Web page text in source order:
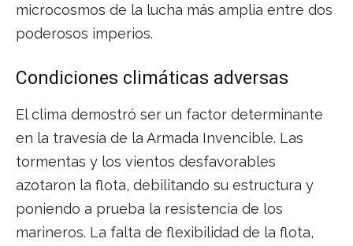
microcosmos de la lucha más amplia entre dos
poderosos imperios.
Condiciones climáticas adversas
El clima demostró ser un factor determinante
en la travesía de la Armada Invencible. Las
tormentas y los vientos desfavorables
azotaron la flota, debilitando su estructura y
poniendo a prueba la resistencia de los
marineros. La falta de flexibilidad de la flota,